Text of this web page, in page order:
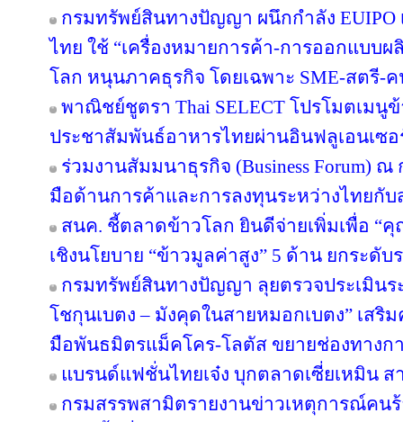
กรมทรัพย์สินทางปัญญา ผนึกกำลัง EUIPO
ไทย ใช้ “เครื่องหมายการค้า-การออกแบบ
โลก หนุนภาคธุรกิจ โดยเฉพาะ SME-สตรี-
พาณิชย์ชูตรา Thai SELECT โปรโมตเมนู
ประชาสัมพันธ์อาหารไทยผ่านอินฟลูเอนเซ
ร่วมงานสัมมนาธุรกิจ (Business Forum)
มือด้านการค้าและการลงทุนระหว่างไทยกั
สนค. ชี้ตลาดข้าวโลก ยินดีจ่ายเพิ่มเพื่อ “
เชิงนโยบาย “ข้าวมูลค่าสูง” 5 ด้าน ยกระดับ
กรมทรัพย์สินทางปัญญา ลุยตรวจประเมิน
โชกุนเบตง – มังคุดในสายหมอกเบตง” เส
มือพันธมิตรแม็คโคร-โลตัส ขยายช่องทางก
แบรนด์แฟชั่นไทยเจ๋ง บุกตลาดเซี่ยเหมิน
กรมสรรพสามิตรายงานข่าวเหตุการณ์คน